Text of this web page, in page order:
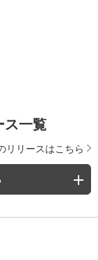
ス一覧
リリースはこちら